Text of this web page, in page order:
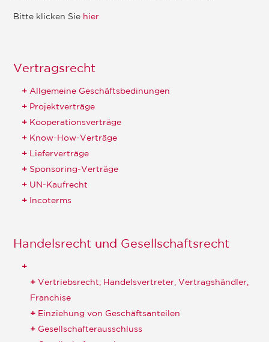
Bitte klicken Sie hier
Vertragsrecht
Allgemeine Geschäftsbedinungen
Projektverträge
Kooperationsverträge
Know-How-Verträge
Lieferverträge
Sponsoring-Verträge
UN-Kaufrecht
Incoterms
Handelsrecht und Gesellschaftsrecht
Vertriebsrecht, Handelsvertreter, Vertragshändler,
Franchise
Einziehung von Geschäftsanteilen
Gesellschafterausschluss